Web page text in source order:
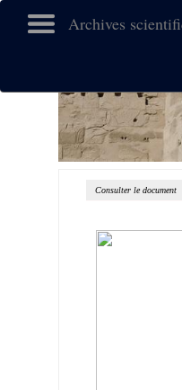
Archives
Consulter le document